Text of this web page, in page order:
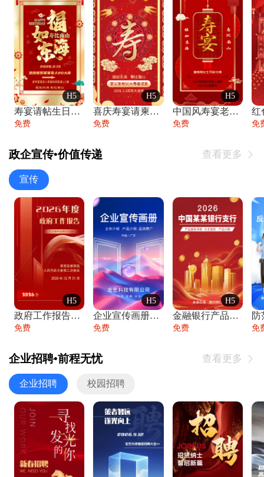
H5
寿宴请帖生日宴邀请函老人寿星生日快乐祝寿
免费
H5
喜庆寿宴请柬老人生日宴会邀请函请柬过大寿
免费
H5
中国风寿宴老人生日宴会邀请函寿宴请帖请柬
免费 免
政企宣传•价值传递 查看更多 
宣传
H5
政府工作报告政府年终工作总结
免费
H5
企业宣传画册公司简介产品介绍业务宣传手册
免费
H5
金融银行产品宣传手册企业宣传产品介绍
免费
防
免
企业招聘•前程无忧 查看更多 
企业招聘 校园招聘